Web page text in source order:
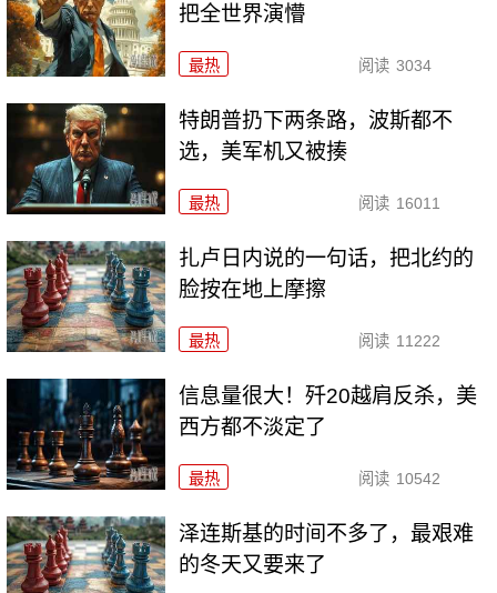
把全世界演懵
最热 阅读 3034
特朗普扔下两条路，波斯都不
选，美军机又被揍
最热 阅读 16011
扎卢日内说的一句话，把北约的
脸按在地上摩擦
最热 阅读 11222
信息量很大！歼20越肩反杀，美
西方都不淡定了
最热 阅读 10542
泽连斯基的时间不多了，最艰难
的冬天又要来了